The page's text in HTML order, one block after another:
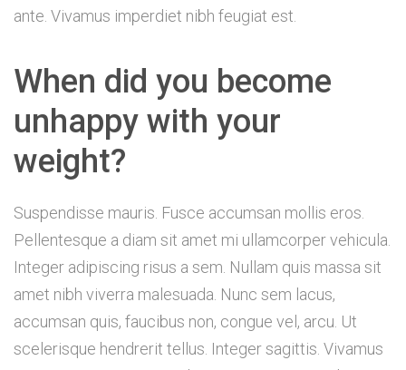
ante. Vivamus imperdiet nibh feugiat est.
When did you become
unhappy with your
weight?
Suspendisse mauris. Fusce accumsan mollis eros.
Pellentesque a diam sit amet mi ullamcorper vehicula.
Integer adipiscing risus a sem. Nullam quis massa sit
amet nibh viverra malesuada. Nunc sem lacus,
accumsan quis, faucibus non, congue vel, arcu. Ut
scelerisque hendrerit tellus. Integer sagittis. Vivamus